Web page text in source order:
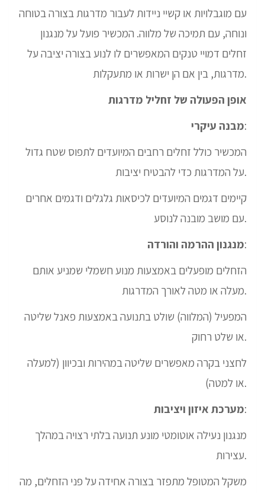
עם מוגבלויות או קשיי ניידות לעבור מדרגות בצורה בטוחה
ונוחה, עם תמיכה של מלווה. המכשיר פועל על מנגנון
זחלים דמויי טנקים המאפשרים לו לנוע בצורה יציבה על
מדרגות, בין אם הן ישרות או מתעקלות.
אופן הפעולה של זחליל מדרגות
מבנה עיקרי:
המכשיר כולל זחלים רחבים המיועדים לתפוס שטח גדול
על המדרגות כדי להבטיח יציבות.
קיימים דגמים המיועדים לכיסאות גלגלים ודגמים אחרים
עם מושב מובנה לנוסע.
מנגנון ההרמה והורדה:
הזחלים מופעלים באמצעות מנוע חשמלי שמניע אותם
מעלה או מטה לאורך המדרגות.
המפעיל (המלווה) שולט בתנועה באמצעות פאנל שליטה
או שלט רחוק.
לחצני בקרה מאפשרים שליטה במהירות ובכיוון (למעלה
או למטה).
מערכת איזון ויציבות:
מנגנון נעילה אוטומטי מונע תנועה בלתי רצויה במהלך
עצירות.
משקל המטופל מתפזר בצורה אחידה על פני הזחלים, מה